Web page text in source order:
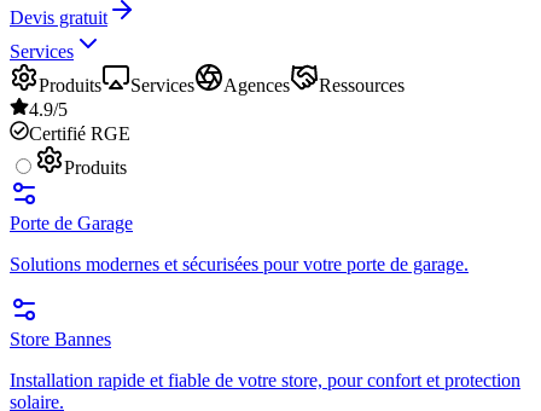
Devis gratuit
Services
Produits
Services Agences
Ressources
4.9/5
Certifié RGE
Produits
Porte de Garage
Solutions modernes et sécurisées pour votre porte de garage.
Store Bannes
Installation rapide et fiable de votre store, pour confort et protection
solaire.